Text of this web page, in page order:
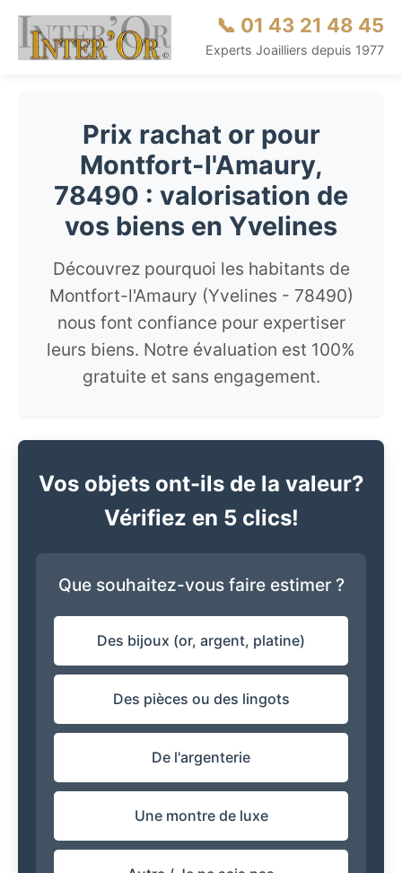
📞 01 43 21 48 45
Experts Joailliers depuis 1977
Prix rachat or pour
Montfort-l'Amaury,
78490 : valorisation de
vos biens en Yvelines
Découvrez pourquoi les habitants de
Montfort-l'Amaury (Yvelines - 78490)
nous font confiance pour expertiser
leurs biens. Notre évaluation est 100%
gratuite et sans engagement.
Vos objets ont-ils de la valeur?
Vérifiez en 5 clics!
Que souhaitez-vous faire estimer ?
Des bijoux (or, argent, platine)
Des pièces ou des lingots
De l'argenterie
Une montre de luxe